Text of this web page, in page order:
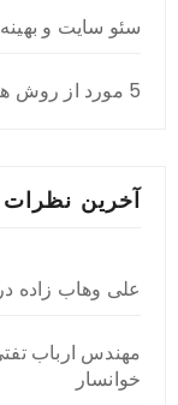
سئو سایت و
5 مورد از روش های ایجاد تجربه مفید در وبسایت
آخرین نظرات
علی وهاب زاده در
مهندس ارباب
خوانسار